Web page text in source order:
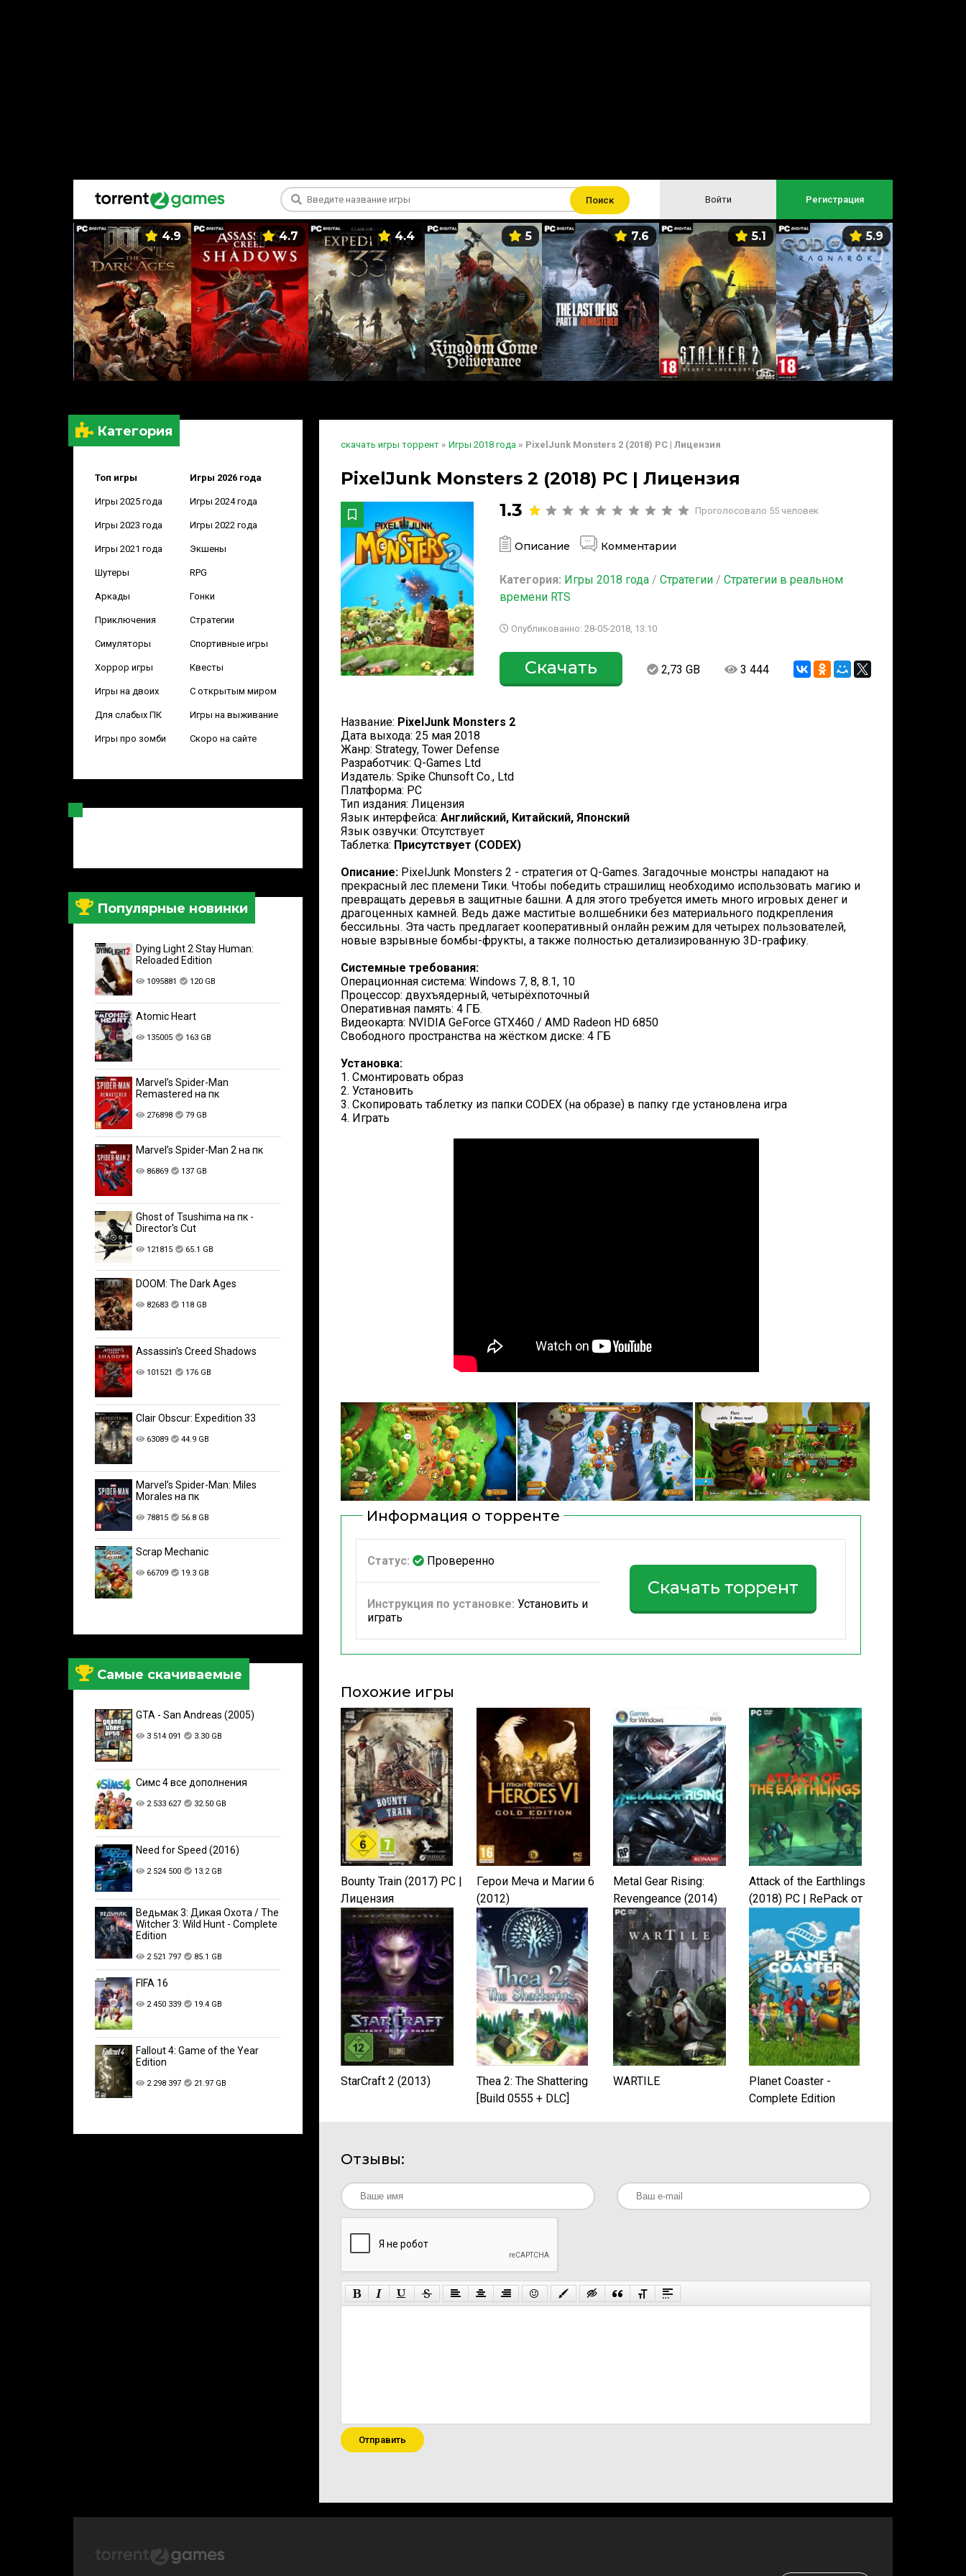
Поиск Войти Регистрация
4.9 4.7 4.4 5 7.6 5.1 5.9
Категория
Топ игры Игры 2026 года
Игры 2025 года Игры 2024 года
Игры 2023 года Игры 2022 года
Игры 2021 года Экшены
Шутеры RPG
Аркады Гонки
Приключения Стратегии
Симуляторы Спортивные игры
Хоррор игры Квесты
Игры на двоих С открытым миром
Для слабых ПК Игры на выживание
Игры про зомби Скоро на сайте
Популярные новинки
Dying Light 2 Stay Human:
Reloaded Edition
1095881 120 GB
Atomic Heart
135005 163 GB
Marvel’s Spider-Man
Remastered на пк
276898 79 GB
Marvel’s Spider-Man 2 на пк
86869 137 GB
Ghost of Tsushima на пк -
Director's Cut
121815 65.1 GB
DOOM: The Dark Ages
82683 118 GB
Assassin's Creed Shadows
101521 176 GB
Clair Obscur: Expedition 33
63089 44.9 GB
Marvel’s Spider-Man: Miles
Morales на пк
78815 56.8 GB
Scrap Mechanic
66709 19.3 GB
Самые скачиваемые
GTA - San Andreas (2005)
3 514 091 3.30 GB
Симс 4 все дополнения
2 533 627 32.50 GB
Need for Speed (2016)
2 524 500 13.2 GB
Ведьмак 3: Дикая Охота / The
Witcher 3: Wild Hunt - Complete
Edition
2 521 797 85.1 GB
FIFA 16
2 450 339 19.4 GB
Fallout 4: Game of the Year
Edition
2 298 397 21.97 GB
скачать игры торрент » Игры 2018 года » PixelJunk Monsters 2 (2018) PC | Лицензия
PixelJunk Monsters 2 (2018) PC | Лицензия
1.3
Проголосовало 55 человек
Описание Комментарии
Категория: Игры 2018 года /Стратегии /Стратегии в реальном
времени RTS
Опубликованно: 28-05-2018, 13:10
Скачать 2,73 GB 3 444
Название: PixelJunk Monsters 2
Дата выхода: 25 мая 2018
Жанр: Strategy, Tower Defense
Разработчик: Q-Games Ltd
Издатель: Spike Chunsoft Co., Ltd
Платформа: PC
Тип издания: Лицензия
Язык интерфейса: Английский, Китайский, Японский
Язык озвучки: Отсутствует
Таблетка: Присутствует (CODEX)
Описание: PixelJunk Monsters 2 - стратегия от Q-Games. Загадочные монстры нападают на
прекрасный лес племени Тики. Чтобы победить страшилищ необходимо использовать магию и
превращать деревья в защитные башни. А для этого требуется иметь много игровых денег и
драгоценных камней. Ведь даже маститые волшебники без материального подкрепления
бессильны. Эта часть предлагает кооперативный онлайн режим для четырех пользователей,
новые взрывные бомбы-фрукты, а также полностью детализированную 3D-графику.
Системные требования:
Операционная система: Windows 7, 8, 8.1, 10
Процессор: двухъядерный, четырёхпоточный
Оперативная память: 4 ГБ.
Видеокарта: NVIDIA GeForce GTX460 / AMD Radeon HD 6850
Свободного пространства на жёстком диске: 4 ГБ
Установка:
1. Смонтировать образ
2. Установить
3. Скопировать таблетку из папки CODEX (на образе) в папку где установлена игра
4. Играть
Информация о торренте
Статус: Проверенно
Инструкция по установке: Установить и
играть
Скачать торрент
Похожие игры
Bounty Train (2017) PC |
Лицензия
Герои Меча и Магии 6
(2012)
Metal Gear Rising:
Revengeance (2014)
Attack of the Earthlings
(2018) PC | RePack от
StarCraft 2 (2013)
Thea 2: The Shattering
[Build 0555 + DLC]
WARTILE
Planet Coaster -
Complete Edition
Отзывы:
Отправить